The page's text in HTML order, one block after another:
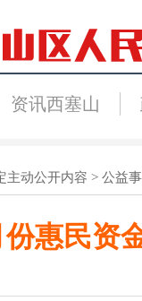
资讯西塞山
主动公开内容 > 公益
份惠民资